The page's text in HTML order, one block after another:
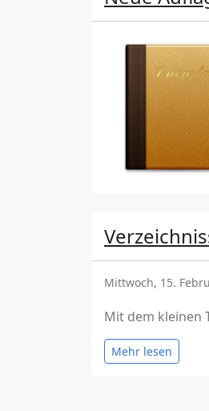
Mittwoch, 15.
Mit dem kleinen
Mehr lesen